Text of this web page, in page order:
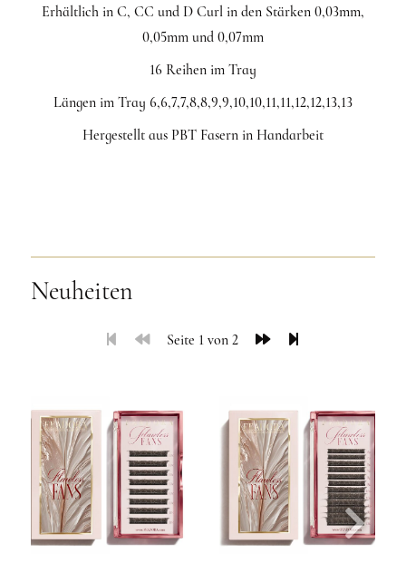
Erhältlich in C, CC und D Curl in den Stärken 0,03mm,
0,05mm und 0,07mm
16 Reihen im Tray
Längen im Tray 6,6,7,7,8,8,9,9,10,10,11,11,12,12,13,13
Hergestellt aus PBT Fasern in Handarbeit
Neuheiten
Seite 1 von 2